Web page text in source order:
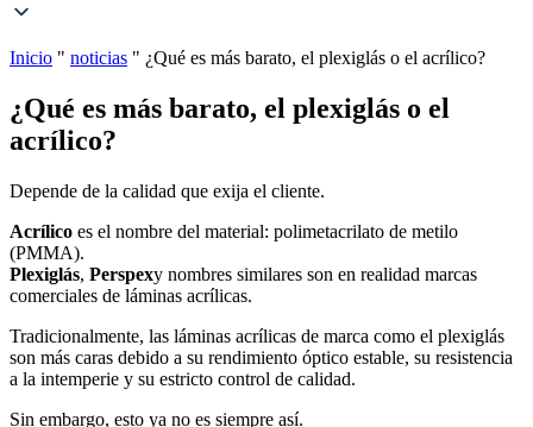
Inicio " noticias " ¿Qué es más barato, el plexiglás o el acrílico?
¿Qué es más barato, el plexiglás o el
acrílico?
Depende de la calidad que exija el cliente.
Acrílico es el nombre del material: polimetacrilato de metilo
(PMMA).
Plexiglás, Perspexy nombres similares son en realidad marcas
comerciales de láminas acrílicas.
Tradicionalmente, las láminas acrílicas de marca como el plexiglás
son más caras debido a su rendimiento óptico estable, su resistencia
a la intemperie y su estricto control de calidad.
Sin embargo, esto ya no es siempre así.